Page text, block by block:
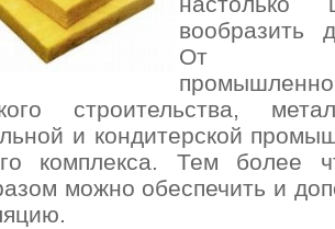
вообразить
От
строительства,
и кондитерской
комплекса. Тем более
можно обеспечить и